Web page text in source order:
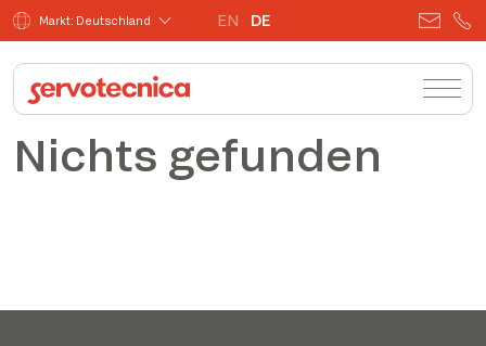
Markt: Deutschland EN DE
Nichts gefunden